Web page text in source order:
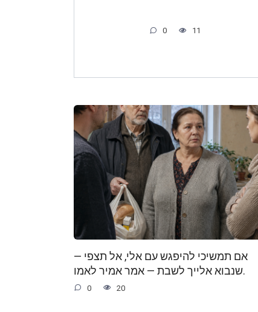
0 11
— אם תמשיכי להיפגש עם אלי, אל תצפי
שנבוא אלייך לשבת — אמר אמיר לאמו.
0 20